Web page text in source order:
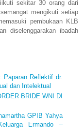
sekitar 30 orang dari
mengikuti setiap
pembukaan KLB
diselenggarakan ibadah
Paparan Reflektif dr.
dan Intelektual
BRIDE WNI DI
GPIB Yahya
Ermando –